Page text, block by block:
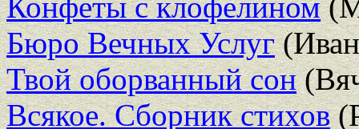
Бюро Вечных Услуг
Твой оборванный сон
Всякое. Сборник стихов